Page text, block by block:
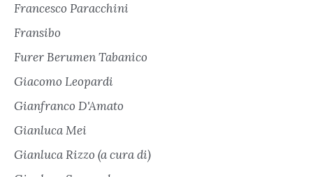
Francesco Paracchini
Fransibo
Furer Berumen Tabanico
Giacomo Leopardi
Gianfranco D'Amato
Gianluca Mei
Gianluca Rizzo (a cura di)